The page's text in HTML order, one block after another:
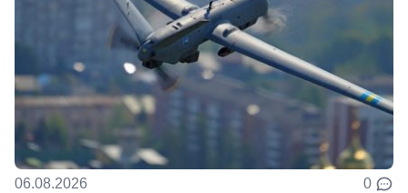
06.08.2026 0